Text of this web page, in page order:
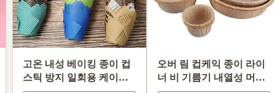
식품 등급 비옥하지 않은
핸드 드립 커피 필터 기름
내성 커피 필터 종이 호환
고온 내성 베이킹 종이 컵
스틱 방지 일회용 케이크
라인